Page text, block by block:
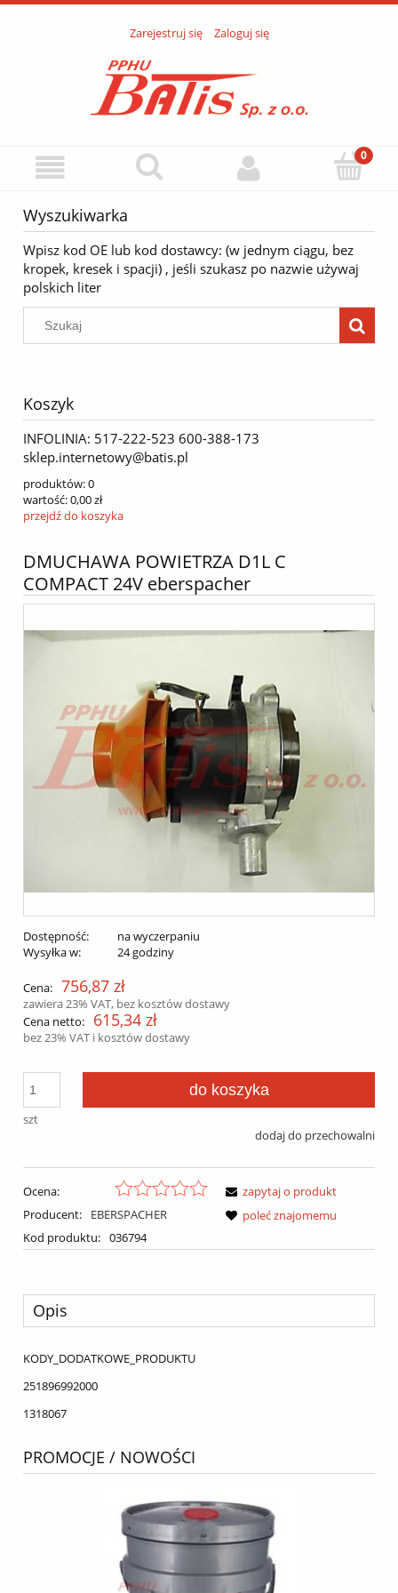
Zarejestruj się Zaloguj się
Wyszukiwarka
Wpisz kod OE lub kod dostawcy: (w jednym ciągu, bez
kropek, kresek i spacji) , jeśli szukasz po nazwie używaj
polskich liter
Koszyk
INFOLINIA: 517-222-523 600-388-173
sklep.internetowy@batis.pl
produktów:0
wartość:0,00 zł
przejdź do koszyka
DMUCHAWA POWIETRZA D1L C
COMPACT 24V eberspacher
Dostępność:
na wyczerpaniu
Wysyłka w:
24 godziny
Cena: 756,87 zł
zawiera 23% VAT, bez kosztów dostawy
Cena netto:
615,34 zł
bez 23% VAT i kosztów dostawy
szt
do koszyka
dodaj do przechowalni
Ocena:
Producent:
EBERSPACHER
Kod produktu: 036794
zapytaj o produkt
poleć znajomemu
Opis
KODY_DODATKOWE_PRODUKTU
251896992000
1318067
PROMOCJE / NOWOŚCI